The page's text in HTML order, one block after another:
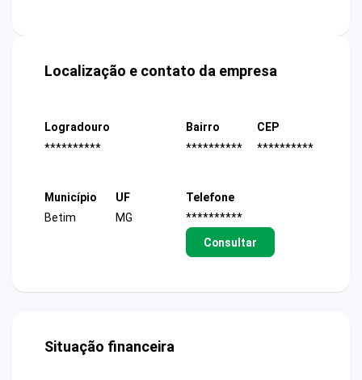
Localização e contato da empresa
Logradouro
**********
Bairro
**********
CEP
**********
Município
Betim
UF
MG
Telefone
**********
Consultar
Situação financeira